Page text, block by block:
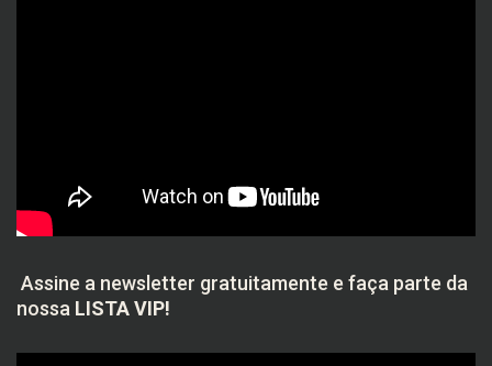
Assine a newsletter gratuitamente e faça parte da
nossa LISTA VIP!